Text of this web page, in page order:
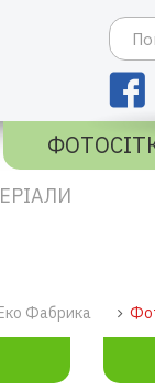
Фабрика